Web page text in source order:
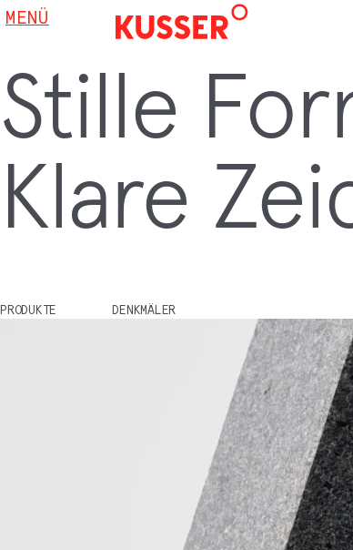
MENÜ
Stille
Klare
PRODUKTE DENKMÄLER